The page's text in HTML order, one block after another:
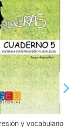
y vocabulario